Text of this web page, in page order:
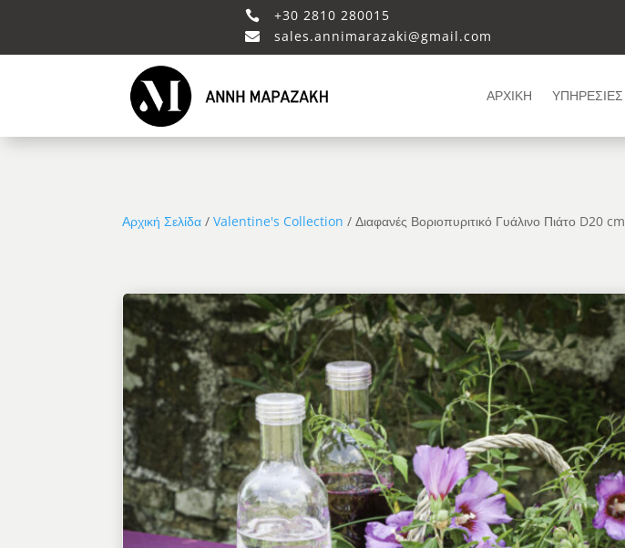
 +30 2810 280015
 sales.annimarazaki@gmail.com
ΑΡΧΙΚΗ ΥΠΗΡΕΣΙΕΣ
Αρχική Σελίδα /Valentine's Collection / Διαφανές Βοριοπυριτικό Γυάλινο Πιάτο D20 cm